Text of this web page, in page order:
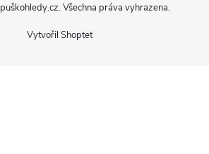
Vytvořil Shoptet
puškohledy.cz. Všechna práva vyhrazena.